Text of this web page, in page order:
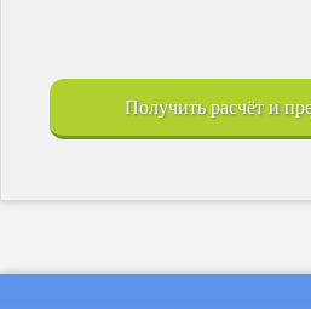
Уфа
Чайковский
Чапаевск
Получить расчёт и